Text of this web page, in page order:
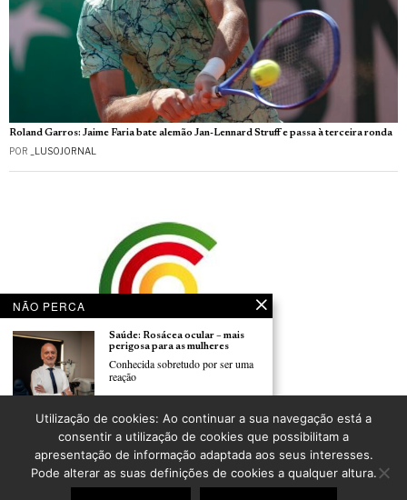
Roland Garros: Jaime Faria bate alemão Jan-Lennard Struff e passa à terceira ronda
POR _LUSOJORNAL
Comissão Temática do CCP discute hoje a amanhã o futuro do Ensino de Português,
do Associativismo e da Comunicação Social no estrangeiro
CARLOS PEREIRA
©2026LusoJornal | Todos os direitos reservados
NÃO PERCA
Saúde: Rosácea ocular – mais
perigosa para as mulheres
Conhecida sobretudo por ser uma
reação
Saúde: A importância de vigiar a
tensão arterial
Avaliar a pressão arterial
regularmente é
Utilização de cookies: Ao continuar a sua navegação está a
consentir a utilização de cookies que possibilitam a
apresentação de informação adaptada aos seus interesses.
Pode alterar as suas definições de cookies a qualquer altura.